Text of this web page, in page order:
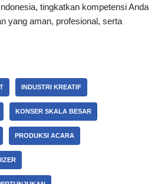
tingkatkan kompetensi Anda
yang aman, profesional, serta
INDUSTRI KREATIF
KONSER SKALA BESAR
PRODUKSI ACARA